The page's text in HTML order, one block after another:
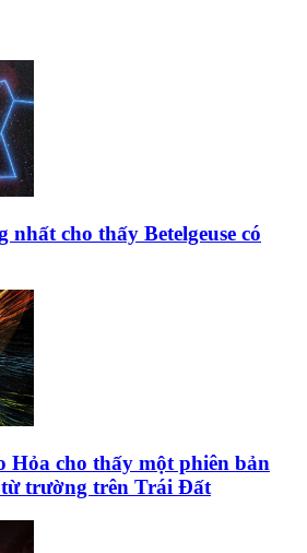
cho thấy Betelgeuse có
Hỏa cho thấy một phiên bản
từ trường trên Trái Đất